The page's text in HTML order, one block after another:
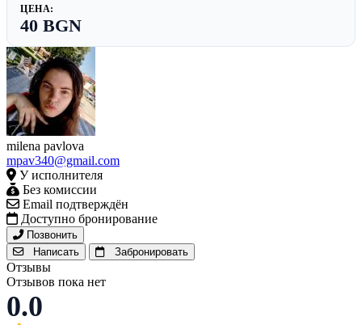
ЦЕНА:
40 BGN
milena pavlova
mpav340@gmail.com
У исполнителя
Без комиссии
Email подтверждён
Доступно бронирование
Позвонить
Написать
Забронировать
Отзывы
Отзывов пока нет
0.0